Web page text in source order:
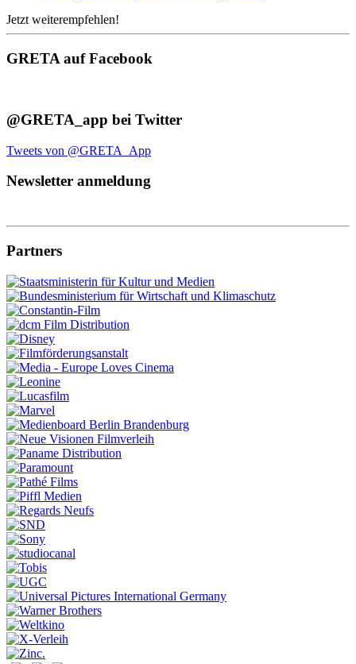
Jetzt weiterempfehlen!
GRETA auf Facebook
@GRETA_app bei Twitter
Tweets von @GRETA_App
Newsletter anmeldung
Partners